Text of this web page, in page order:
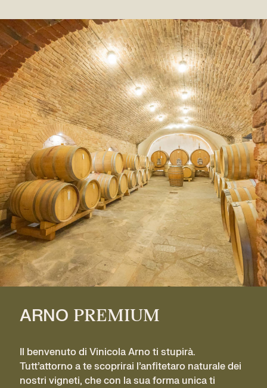
ARNO PREMIUM
Il benvenuto di Vinicola Arno ti stupirà.
Tutt’attorno a te scoprirai l’anfitetaro naturale dei
nostri vigneti, che con la sua forma unica ti